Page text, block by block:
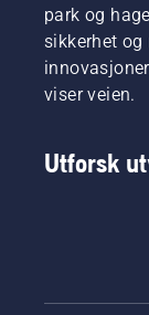
park og
sikkerhet
viser veien.
Utforsk